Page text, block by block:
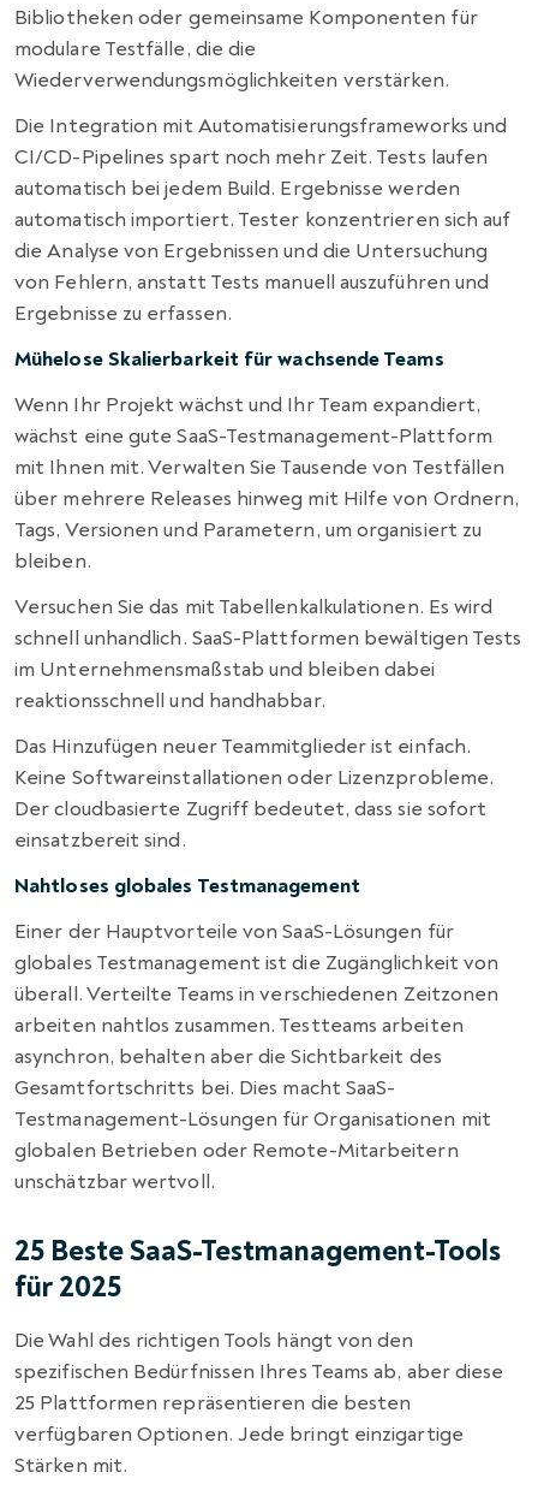
Bibliotheken oder gemeinsame Komponenten für
modulare Testfälle, die die
Wiederverwendungsmöglichkeiten verstärken.
Die Integration mit Automatisierungsframeworks und
CI/CD-Pipelines spart noch mehr Zeit. Tests laufen
automatisch bei jedem Build. Ergebnisse werden
automatisch importiert. Tester konzentrieren sich auf
die Analyse von Ergebnissen und die Untersuchung
von Fehlern, anstatt Tests manuell auszuführen und
Ergebnisse zu erfassen.
Mühelose Skalierbarkeit für wachsende Teams
Wenn Ihr Projekt wächst und Ihr Team expandiert,
wächst eine gute SaaS-Testmanagement-Plattform
mit Ihnen mit. Verwalten Sie Tausende von Testfällen
über mehrere Releases hinweg mit Hilfe von Ordnern,
Tags, Versionen und Parametern, um organisiert zu
bleiben.
Versuchen Sie das mit Tabellenkalkulationen. Es wird
schnell unhandlich. SaaS-Plattformen bewältigen Tests
im Unternehmensmaßstab und bleiben dabei
reaktionsschnell und handhabbar.
Das Hinzufügen neuer Teammitglieder ist einfach.
Keine Softwareinstallationen oder Lizenzprobleme.
Der cloudbasierte Zugriff bedeutet, dass sie sofort
einsatzbereit sind.
Nahtloses globales Testmanagement
Einer der Hauptvorteile von SaaS-Lösungen für
globales Testmanagement ist die Zugänglichkeit von
überall. Verteilte Teams in verschiedenen Zeitzonen
arbeiten nahtlos zusammen. Testteams arbeiten
asynchron, behalten aber die Sichtbarkeit des
Gesamtfortschritts bei. Dies macht SaaS-
Testmanagement-Lösungen für Organisationen mit
globalen Betrieben oder Remote-Mitarbeitern
unschätzbar wertvoll.
25 Beste SaaS-Testmanagement-Tools
für 2025
Die Wahl des richtigen Tools hängt von den
spezifischen Bedürfnissen Ihres Teams ab, aber diese
25 Plattformen repräsentieren die besten
verfügbaren Optionen. Jede bringt einzigartige
Stärken mit.